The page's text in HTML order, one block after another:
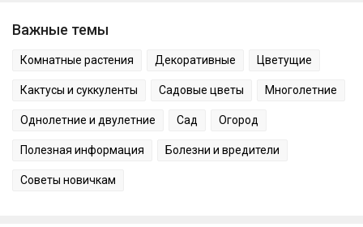
Важные темы
Комнатные растения Декоративные Цветущие
Кактусы и суккуленты Садовые цветы Многолетние
Однолетние и двулетние Сад Огород
Полезная информация Болезни и вредители
Советы новичкам